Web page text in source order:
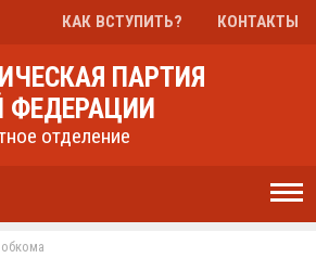
КАК ВСТУПИТЬ? КОНТАКТЫ
ПАРТИЯ
ФЕДЕРАЦИИ
отделение